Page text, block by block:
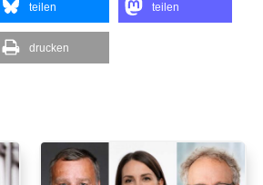
teilen teilen
drucken